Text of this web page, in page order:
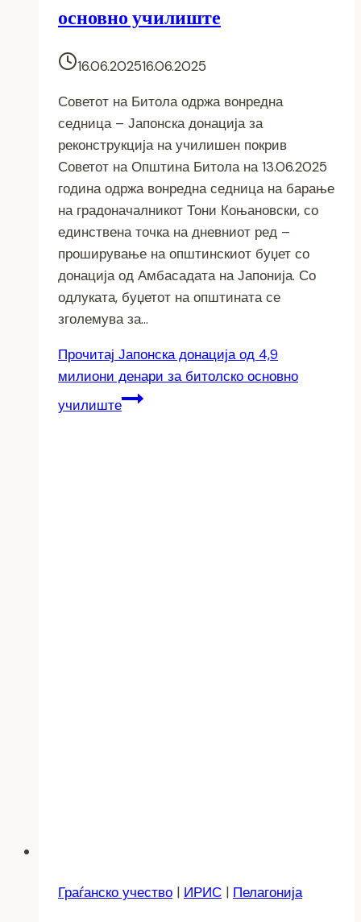
основно училиште
16.06.202516.06.2025
Советот на Битола одржа вонредна
седница – Јапонска донација за
реконструкција на училишен покрив
Советот на Општина Битола на 13.06.2025
година одржа вонредна седница на барање
на градоначалникот Тони Коњановски, со
единствена точка на дневниот ред –
проширување на општинскиот буџет со
донација од Амбасадата на Јапонија. Со
одлуката, буџетот на општината се
зголемува за…
Прочитај Јапонска донација од 4,9
милиони денари за битолско основно
училиште
Граѓанско учество | ИРИС | Пелагонија